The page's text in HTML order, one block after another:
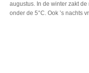
augustus. In de winter zakt de
onder de 5°C. Ook ’s nachts